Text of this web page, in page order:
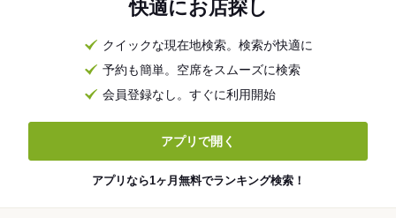
快適にお店探し
クイックな現在地検索。検索が快適に
予約も簡単。空席をスムーズに検索
会員登録なし。すぐに利用開始
アプリで開く
アプリなら1ヶ月無料でランキング検索！